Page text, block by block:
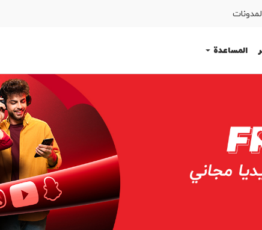
المساعدة
English
المساعدة